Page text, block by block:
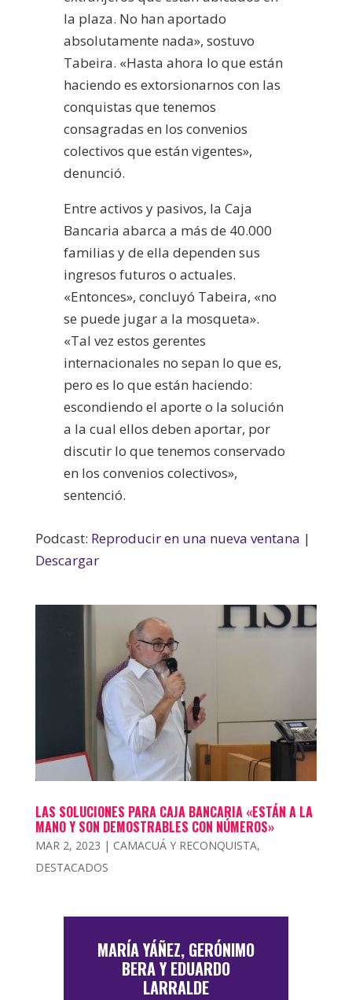
la plaza. No han aportado
absolutamente nada», sostuvo
Tabeira. «Hasta ahora lo que están
haciendo es extorsionarnos con las
conquistas que tenemos
consagradas en los convenios
colectivos que están vigentes»,
denunció.
Entre activos y pasivos, la Caja
Bancaria abarca a más de 40.000
familias y de ella dependen sus
ingresos futuros o actuales.
«Entonces», concluyó Tabeira, «no
se puede jugar a la mosqueta».
«Tal vez estos gerentes
internacionales no sepan lo que es,
pero es lo que están haciendo:
escondiendo el aporte o la solución
a la cual ellos deben aportar, por
discutir lo que tenemos conservado
en los convenios colectivos»,
sentenció.
Podcast: Reproducir en una nueva ventana |
Descargar
LAS SOLUCIONES PARA CAJA BANCARIA «ESTÁN A LA
MANO Y SON DEMOSTRABLES CON NÚMEROS»
MAR 2, 2023 | CAMACUÁ Y RECONQUISTA,
DESTACADOS
MARÍA YÁÑEZ, GERÓNIMO
BERA Y EDUARDO
LARRALDE